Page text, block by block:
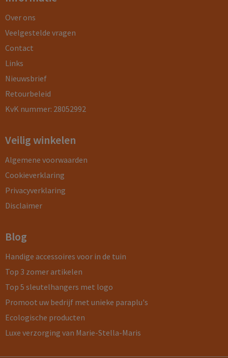
Over ons
Veelgestelde vragen
Contact
Links
Nieuwsbrief
Retourbeleid
KvK nummer: 28052992
Veilig winkelen
Algemene voorwaarden
Cookieverklaring
Privacyverklaring
Disclaimer
Blog
Handige accessoires voor in de tuin
Top 3 zomer artikelen
Top 5 sleutelhangers met logo
Promoot uw bedrijf met unieke paraplu's
Ecologische producten
Luxe verzorging van Marie-Stella-Maris